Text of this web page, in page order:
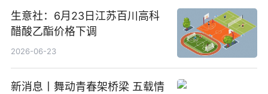
生意社：6月23日江苏百川高科
醋酸乙酯价格下调
2026-06-23
新消息丨舞动青春架桥梁 五载情